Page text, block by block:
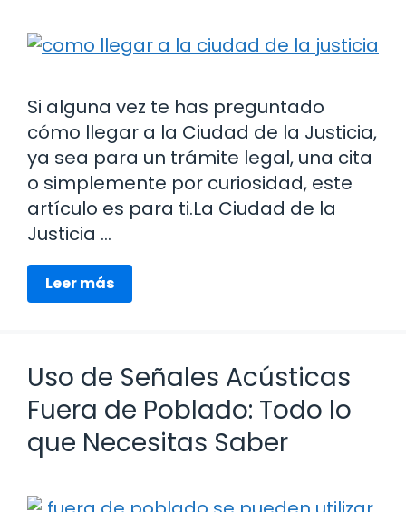
Si alguna vez te has preguntado
cómo llegar a la Ciudad de la Justicia,
ya sea para un trámite legal, una cita
o simplemente por curiosidad, este
artículo es para ti.La Ciudad de la
Justicia …
Leer más
Uso de Señales Acústicas
Fuera de Poblado: Todo lo
que Necesitas Saber